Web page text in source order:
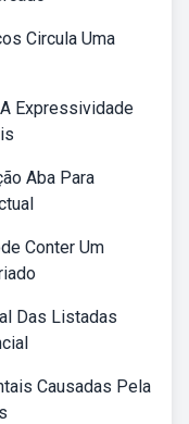
Circula Uma
Expressividade
Aba Para
Conter Um
Das Listadas
Causadas Pela